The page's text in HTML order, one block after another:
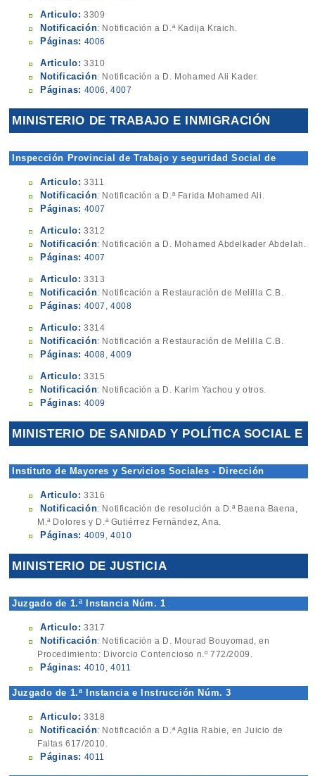
Articulo: 3309
Notificación: Notificación a D.ª Kadija Kraich.
Páginas: 4006
Articulo: 3310
Notificación: Notificación a D. Mohamed Ali Kader.
Páginas: 4006 ,4007
MINISTERIO DE TRABAJO E INMIGRACIÓN
Inspección Provincial de Trabajo y seguridad Social de
Articulo: 3311
Notificación: Notificación a D.ª Farida Mohamed Ali.
Páginas: 4007
Articulo: 3312
Notificación: Notificación a D. Mohamed Abdelkader Abdelah.
Páginas: 4007
Articulo: 3313
Notificación: Notificación a Restauración de Melilla C.B.
Páginas: 4007 ,4008
Articulo: 3314
Notificación: Notificación a Restauración de Melilla C.B.
Páginas: 4008,4009
Articulo: 3315
Notificación: Notificación a D. Karim Yachou y otros.
Páginas: 4009
MINISTERIO DE SANIDAD Y POLÍTICA SOCIAL E
Instituto de Mayores y Servicios Sociales - Dirección
Articulo: 3316
Notificación: Notificación de resolución a D.ª Baena Baena,
M.ª Dolores y D.ª Gutiérrez Fernández, Ana.
Páginas: 4009 ,4010
MINISTERIO DE JUSTICIA
Juzgado de 1.ª Instancia Núm. 1
Articulo: 3317
Notificación: Notificación a D. Mourad Bouyomad, en
Procedimiento: Divorcio Contencioso n.º 772/2009.
Páginas: 4010,4011
Juzgado de 1.ª Instancia e Instrucción Núm. 3
Articulo: 3318
Notificación: Notificación a D.ª Aglia Rabie, en Juicio de
Faltas 617/2010.
Páginas: 4011